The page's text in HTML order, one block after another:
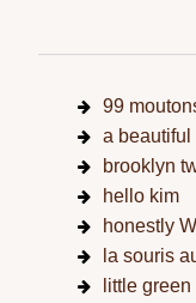
99
a beautiful
brooklyn
hello kim
honestly
la souris
little